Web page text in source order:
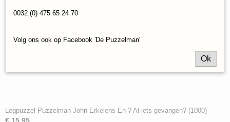
Legpuzzel Puzzelman John Erkelens En ? Al iets gevangen? (1000)
0032 (0) 475 65 24 70
Volg ons ook op Facebook 'De Puzzelman'
Ok